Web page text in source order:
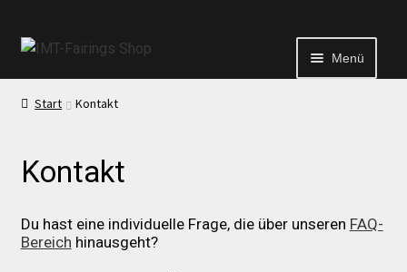
Menü
Start
Echtheit von Bewertungen
Kontakt
Start Kontakt
Kontakt
Du hast eine individuelle Frage, die über unseren FAQ-
Bereich hinausgeht?